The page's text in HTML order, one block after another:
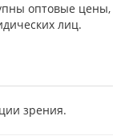
оптовые цены,
лиц.
зрения.